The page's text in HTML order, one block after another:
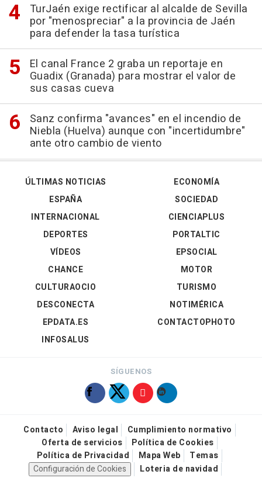
TurJaén exige rectificar al alcalde de Sevilla
por "menospreciar" a la provincia de Jaén
para defender la tasa turística
El canal France 2 graba un reportaje en
Guadix (Granada) para mostrar el valor de
sus casas cueva
Sanz confirma "avances" en el incendio de
Niebla (Huelva) aunque con "incertidumbre"
ante otro cambio de viento
ÚLTIMAS NOTICIAS
ESPAÑA
INTERNACIONAL
DEPORTES
VÍDEOS
ECONOMÍA
SOCIEDAD
CIENCIAPLUS
PORTALTIC
EPSOCIAL
CHANCE
CULTURAOCIO
DESCONECTA
EPDATA.ES
INFOSALUS
MOTOR
TURISMO
NOTIMÉRICA
CONTACTOPHOTO
SÍGUENOS
Contacto Aviso legal
Cumplimiento normativo
Oferta de servicios
Política de Cookies
Política de Privacidad
Mapa Web
Temas
Configuración de Cookies
Loteria de navidad